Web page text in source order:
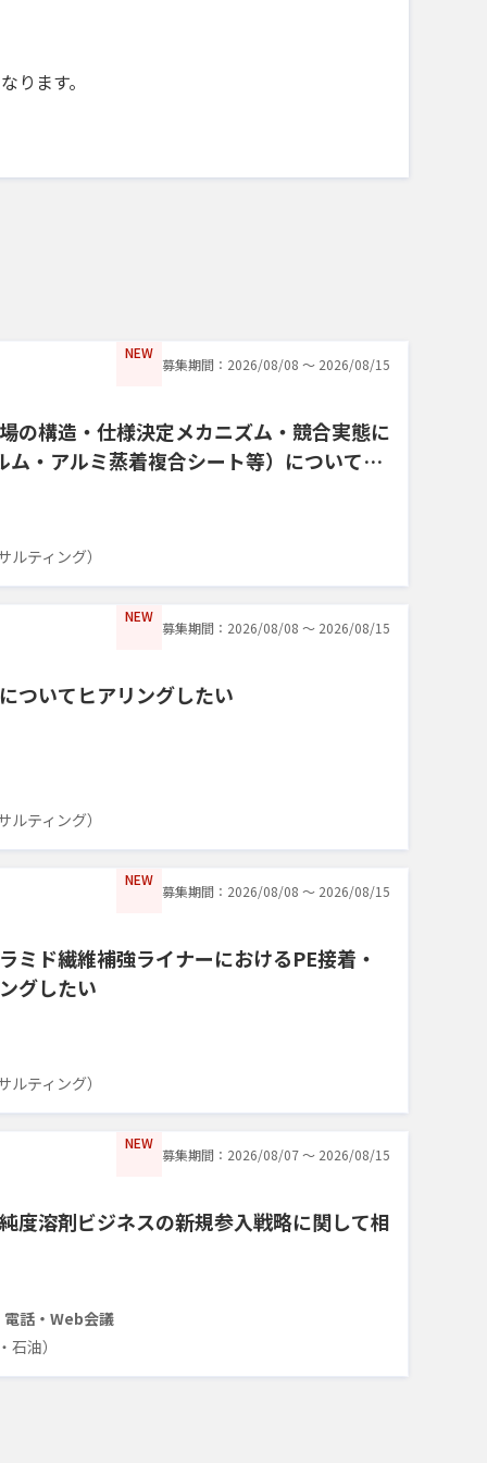
ります。
NEW
募集期間：2026/08/08 〜 2026/08/15
の構造・仕様決定メカニズム・競合実態に
ム・アルミ蒸着複合シート等）についてヒ
ティング）
NEW
募集期間：2026/08/08 〜 2026/08/15
ついてヒアリングしたい
ティング）
NEW
募集期間：2026/08/08 〜 2026/08/15
ミド繊維補強ライナーにおけるPE接着・
グしたい
ティング）
NEW
募集期間：2026/08/07 〜 2026/08/15
度溶剤ビジネスの新規参入戦略に関して相
電話・Web会議
油）